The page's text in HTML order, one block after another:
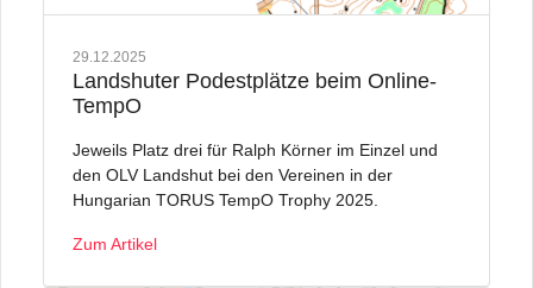
29.12.2025
Landshuter Podestplätze beim Online-
TempO
Jeweils Platz drei für Ralph Körner im Einzel und
den OLV Landshut bei den Vereinen in der
Hungarian TORUS TempO Trophy 2025.
Zum Artikel